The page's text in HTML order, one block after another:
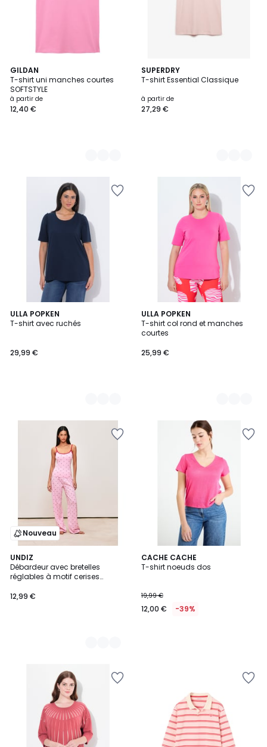
GILDAN
T-shirt uni manches courtes
SOFTSTYLE
à partir de
12,40 €
6
Couleurs
SUPERDRY
T-shirt Essential Classique
à partir de
27,29 €
12
Couleurs
ULLA POPKEN
T-shirt avec ruchés
29,99 €
3
Couleurs
ULLA POPKEN
T-shirt col rond et manches
courtes
25,99 €
4
Couleurs
Nouveau
UNDIZ
Débardeur avec bretelles
réglables à motif cerises
12,99 €
3
Couleurs
CACHE CACHE
T-shirt noeuds dos
19,99 €
12,00 € -39%